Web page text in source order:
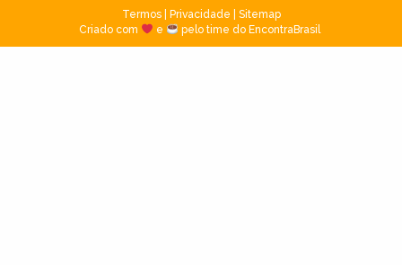
Termos| Privacidade
Sitemap
Criado com
e pelo time do EncontraBrasil